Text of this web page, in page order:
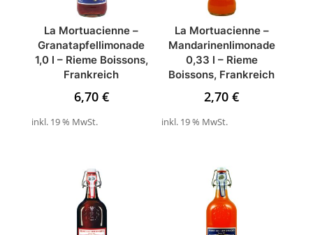
La Mortuacienne –
Granatapfellimonade
1,0 l – Rieme Boissons,
Frankreich
6,70 €
inkl. 19 % MwSt.
La Mortuacienne –
Mandarinenlimonade
0,33 l – Rieme
Boissons, Frankreich
2,70€
inkl. 19 % MwSt.